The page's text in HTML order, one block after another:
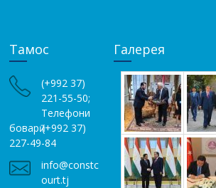
Тамос
(+992 37)
221-55-50;
Телефони
боварӣ (+992 37)
227-49-84
info@constc
ourt.tj
Галерея